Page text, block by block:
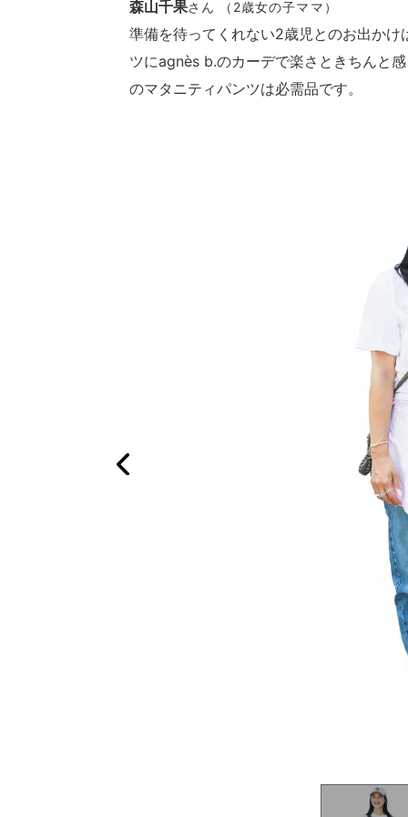
森山千果さん （2歳女の子ママ）
準備を待ってくれない2歳児とのお出か
ツにagnès b.のカーデで楽さときちんと
のマタニティパンツは必需品です。